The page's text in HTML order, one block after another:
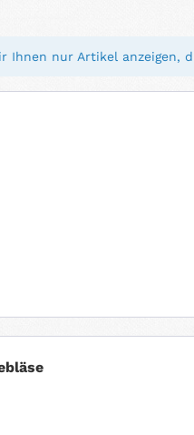
Ihnen nur Artikel anzeigen,